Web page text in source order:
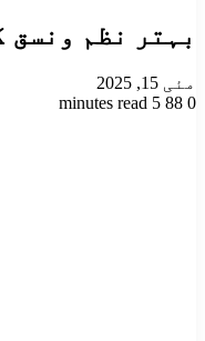
بہتر نظم ونسق
مئی 15, 2025
0
5 minutes read